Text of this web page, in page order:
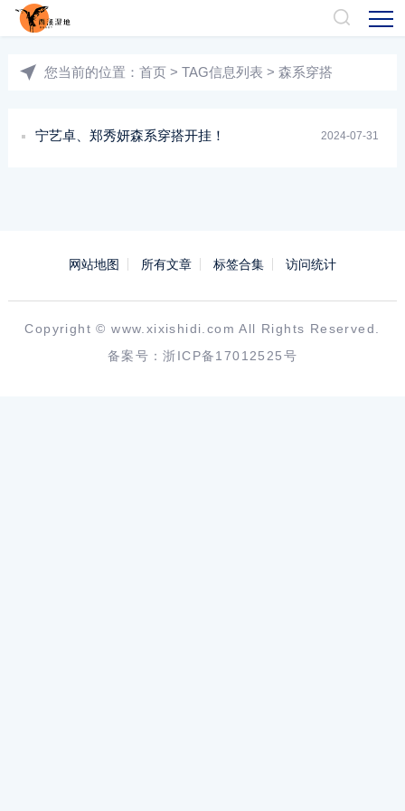
您当前的位置： 首页 > TAG信息列表 > 森系穿搭
2024-07-31
宁艺卓、郑秀妍森系穿搭开挂！
网站地图 所有文章 标签合集 访问统计
Copyright ©www.xixishidi.com All Rights Reserved.
备案号：浙ICP备17012525号